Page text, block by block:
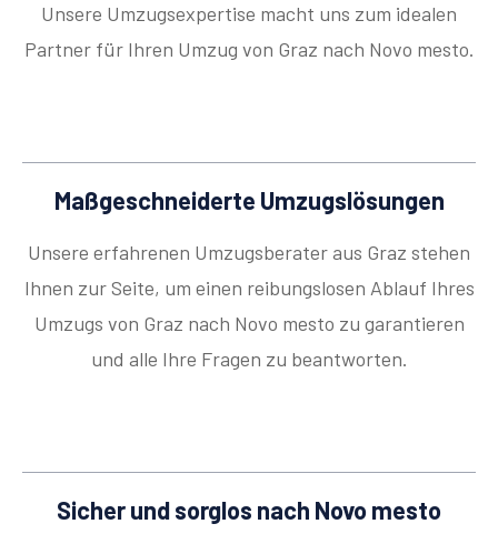
Unsere Umzugsexpertise macht uns zum idealen
Partner für Ihren Umzug von Graz nach Novo mesto.
Maßgeschneiderte Umzugslösungen
Unsere erfahrenen Umzugsberater aus Graz stehen
Ihnen zur Seite, um einen reibungslosen Ablauf Ihres
Umzugs von Graz nach Novo mesto zu garantieren
und alle Ihre Fragen zu beantworten.
Sicher und sorglos nach Novo mesto